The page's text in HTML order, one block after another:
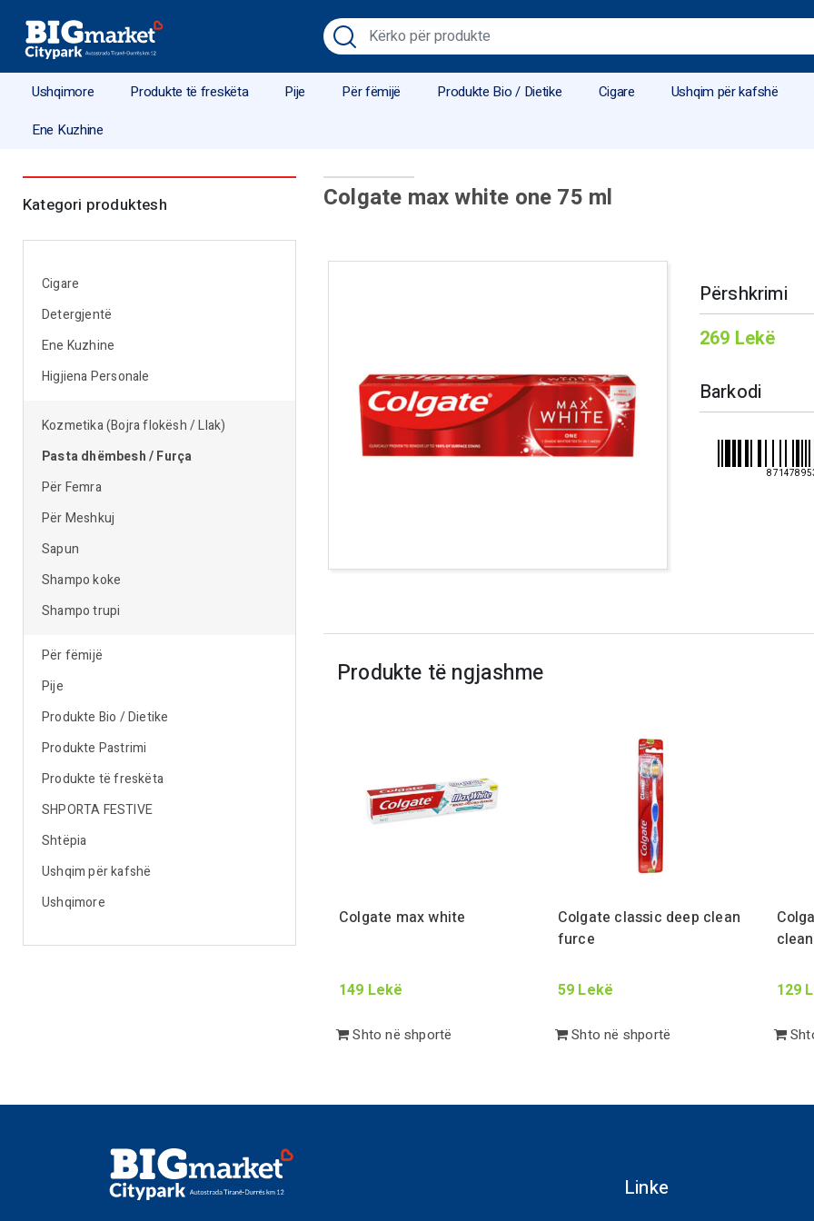
Ushqimore Produkte të freskëta Pije Për fëmijë Produkte Bio / Dietike Cigare Ushqim për kafshë
Ene Kuzhine
Kategori produktesh
Cigare
Detergjentë
Ene Kuzhine
Higjiena Personale
Kozmetika (Bojra flokësh / Llak)
Pasta dhëmbesh / Furça
Për Femra
Për Meshkuj
Sapun
Shampo koke
Shampo trupi
Për fëmijë
Pije
Produkte Bio / Dietike
Produkte Pastrimi
Produkte të freskëta
SHPORTA FESTIVE
Shtëpia
Ushqim për kafshë
Ushqimore
Colgate max white one 75 ml
Përshkrimi
269 Lekë
Barkodi
Produkte të ngjashme
Colgate max white
149 Lekë
Shto në shportë
Colgate classic deep clean
furce
59 Lekë
Shto në shportë
clean
129
Linke